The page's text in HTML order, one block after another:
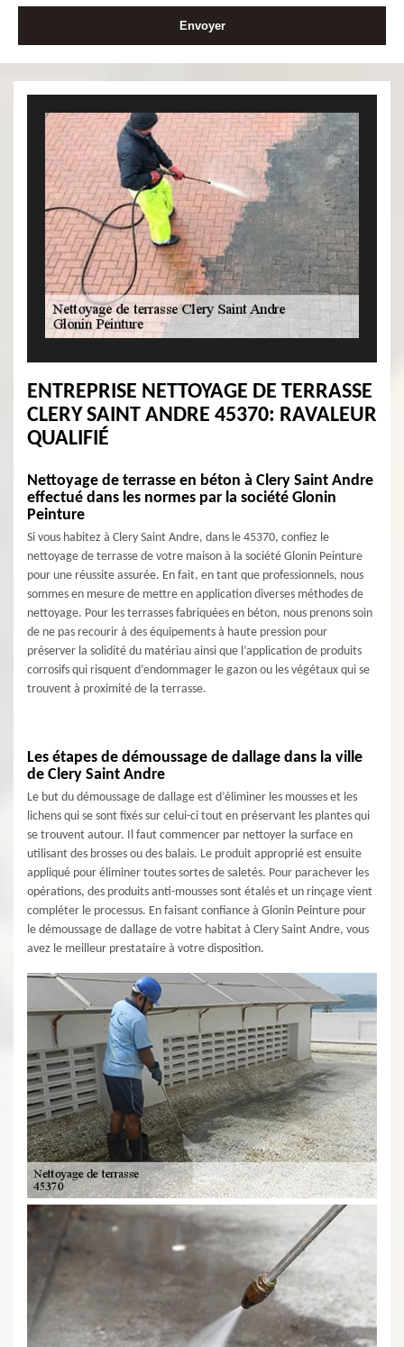
ENTREPRISE NETTOYAGE DE TERRASSE
CLERY SAINT ANDRE 45370: RAVALEUR
QUALIFIÉ
Nettoyage de terrasse en béton à Clery Saint Andre
effectué dans les normes par la société Glonin
Peinture
Si vous habitez à Clery Saint Andre, dans le 45370, confiez le
nettoyage de terrasse de votre maison à la société Glonin Peinture
pour une réussite assurée. En fait, en tant que professionnels, nous
sommes en mesure de mettre en application diverses méthodes de
nettoyage. Pour les terrasses fabriquées en béton, nous prenons soin
de ne pas recourir à des équipements à haute pression pour
préserver la solidité du matériau ainsi que l’application de produits
corrosifs qui risquent d’endommager le gazon ou les végétaux qui se
trouvent à proximité de la terrasse.
Les étapes de démoussage de dallage dans la ville
de Clery Saint Andre
Le but du démoussage de dallage est d’éliminer les mousses et les
lichens qui se sont fixés sur celui-ci tout en préservant les plantes qui
se trouvent autour. Il faut commencer par nettoyer la surface en
utilisant des brosses ou des balais. Le produit approprié est ensuite
appliqué pour éliminer toutes sortes de saletés. Pour parachever les
opérations, des produits anti-mousses sont étalés et un rinçage vient
compléter le processus. En faisant confiance à Glonin Peinture pour
le démoussage de dallage de votre habitat à Clery Saint Andre, vous
avez le meilleur prestataire à votre disposition.